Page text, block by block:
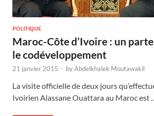
POLITIQUE
Maroc-Côte d’Ivoire : un
le codéveloppement
21 janvier 2015 - byAbdelkhalek Moutawakil
La visite officielle de deux jours
Ivoirien Alassane Ouattara au Maroc est